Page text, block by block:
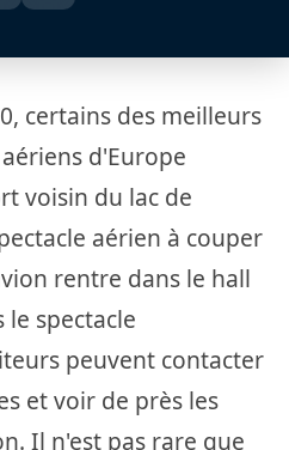
certains des meilleurs
d'Europe
voisin du lac de
aérien à couper
rentre dans le hall
le spectacle
peuvent contacter
et voir de près les
Il n'est pas rare que